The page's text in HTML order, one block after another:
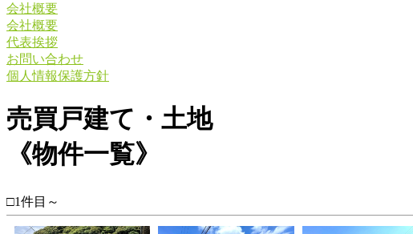
会社概要
会社概要
代表挨拶
お問い合わせ
個人情報保護方針
売買戸建て・土地
《物件一覧》
□1件目～